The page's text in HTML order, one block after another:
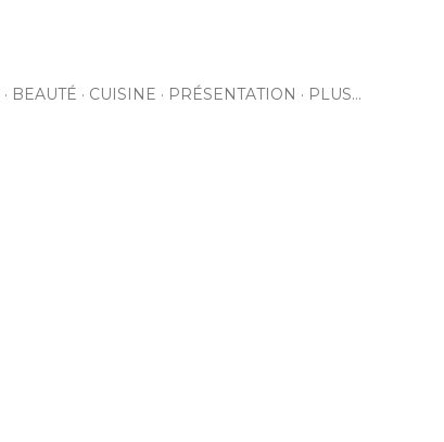
BEAUTÉ CUISINE PRÉSENTATION PLUS…